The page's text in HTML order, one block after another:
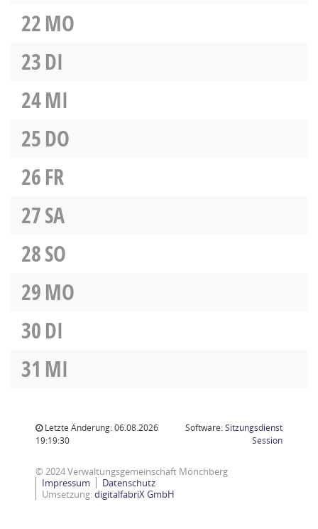
22MO
23DI
24MI
25DO
26FR
27SA
28SO
29MO
30DI
31 MI
Letzte Änderung: 06.08.2026
19:19:30
Software:Sitzungsdienst
Session(Wird in
© 2024 Verwaltungsgemeinschaft Mönchberg
Impressum
Datenschutz
Umsetzung:digitalfabriX GmbH